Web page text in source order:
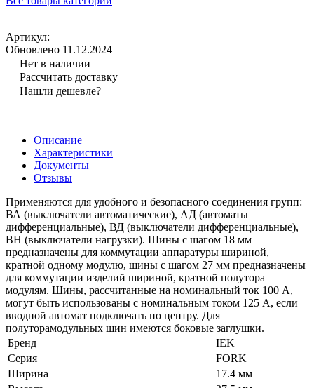
Артикул:
Обновлено 11.12.2024
Нет в наличии
Рассчитать доставку
Нашли дешевле?
Описание
Характеристики
Документы
Отзывы
Применяются для удобного и безопасного соединения групп:
ВА (выключатели автоматические), АД (автоматы
дифференциальные), ВД (выключатели дифференциальные),
ВН (выключатели нагрузки). Шины с шагом 18 мм
предназначены для коммутации аппаратуры шириной,
кратной одному модулю, шины с шагом 27 мм предназначены
для коммутации изделий шириной, кратной полутора
модулям. Шины, рассчитанные на номинальный ток 100 А,
могут быть использованы с номинальным током 125 А, если
вводной автомат подключать по центру. Для
полуторамодульных шин имеются боковые заглушки.
Бренд
IEK
Серия
FORK
Ширина
17.4 мм